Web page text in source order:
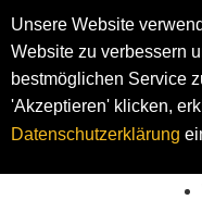
Unsere Website
Website zu verbessern
bestmöglichen Service
'Akzeptieren' klicken,
Datenschutzerklärung